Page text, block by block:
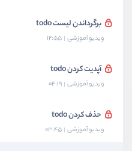
برگرداندن لیست todo
ویدیو آموزشی 12:55
آپدیت کردن todo
ویدیو آموزشی 04:19
حذف کردن todo
ویدیو آموزشی 03:45